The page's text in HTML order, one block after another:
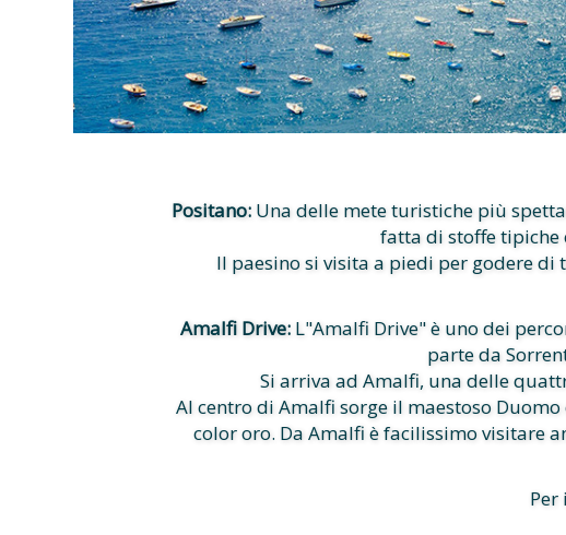
Positano: Una delle mete turistiche più
fatta di stoffe tipiche
Il paesino si visita a piedi per godere di
Amalfi Drive: L"Amalfi Drive" è uno dei
parte da
Si arriva ad Amalfi, una delle
Al centro di Amalfi sorge il maestoso
color oro. Da Amalfi è facilissimo visitare